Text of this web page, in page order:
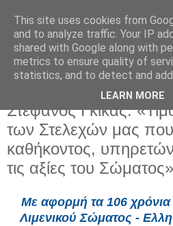
Πέμπτη 20 Μαρτίου 2025
Στέφανος Γκίκας:
των Στελεχών μας
καθήκοντος,
τις αξίες του Σώματος»
Με αφορμή τα 106
Λιμενικού Σώματος -
This site uses cookies from
and to analyze traffic. Your IP
shared with Google along with
metrics to ensure quality of
statistics, and to detect and
LEARN MORE